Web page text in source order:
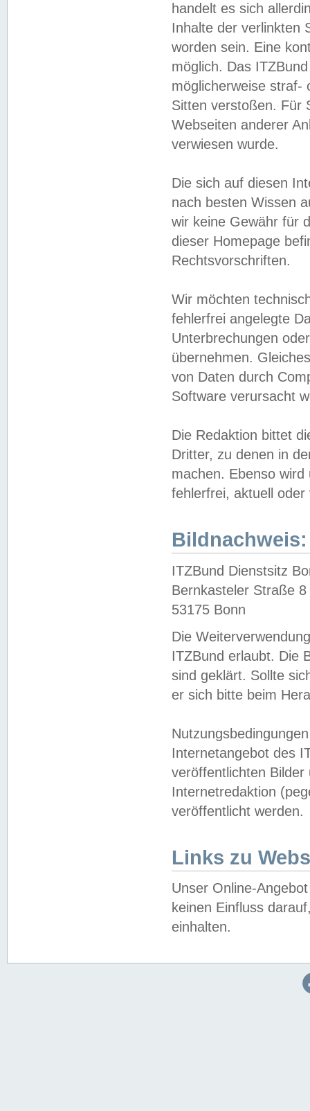
handelt es sich
Inhalte der verlinkten
worden sein. Eine
möglich. Das
möglicherweise straf-
Sitten verstoßen. Für
Webseiten anderer
verwiesen wurde.
Die sich auf diesen
nach besten Wissen
wir keine Gewähr für
dieser Homepage
Rechtsvorschriften.
Wir möchten
fehlerfrei angelegte
Unterbrechungen
übernehmen.
von Daten durch
Software verursacht
Die Redaktion bittet
Dritter, zu denen in
machen. Ebenso
fehlerfrei, aktuell oder
Bildnachweis:
ITZBund Dienstsitz
Bernkasteler Straße 8
53175 Bonn
Die
ITZBund erlaubt. Die
sind geklärt. Sollte
er sich bitte beim
Internetangebot des
veröffentlichten
Internetredaktion
veröffentlicht werden.
Links zu
Unser Online-
keinen Einfluss
einhalten.